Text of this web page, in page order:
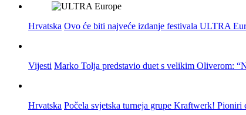
Hrvatska Ovo će biti najveće izdanje festivala ULTRA
Vijesti Marko Tolja predstavio duet s velikim Oliverom:
Hrvatska Počela svjetska turneja grupe Kraftwerk!